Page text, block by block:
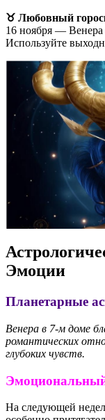
♉ Любовный
16 ноября — Венера
Используйте
Эмоции
Планетарные
Венера в 7-м доме
романтических
глубоких чувств.
На следующей